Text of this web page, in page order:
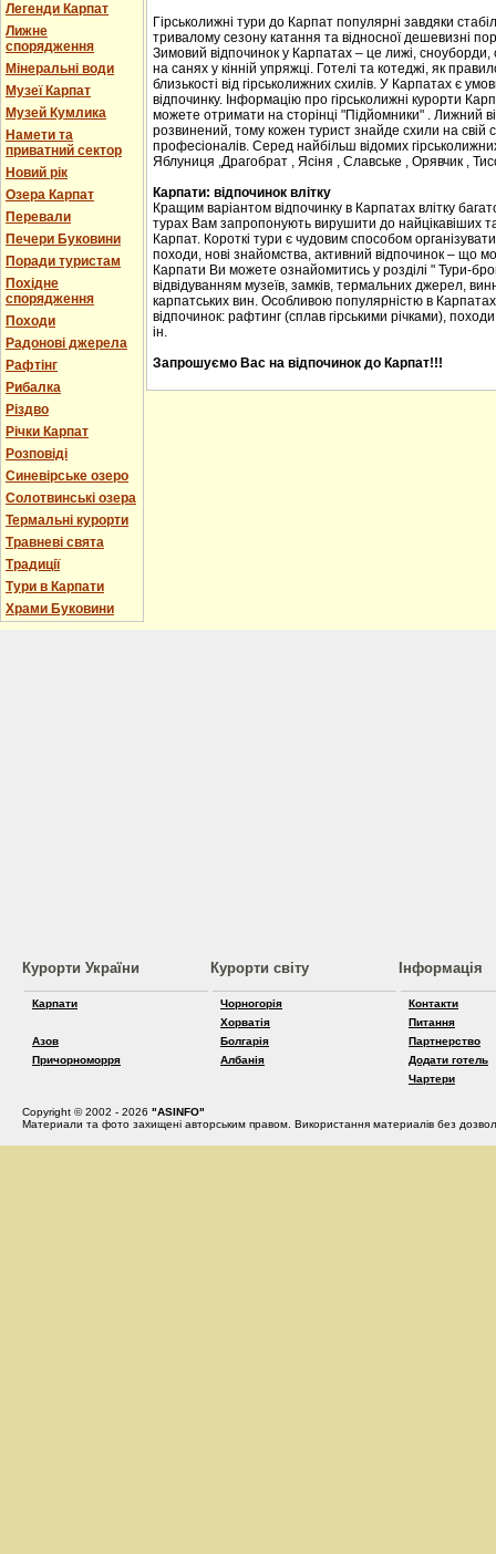
Легенди Карпат
Лижне
спорядження
Мінеральні води
Музеї Карпат
Музей Кумлика
Намети та
приватний сектор
Новий рік
Озера Карпат
Перевали
Печери Буковини
Поради туристам
Похідне
спорядження
Походи
Радонові джерела
Рафтінг
Рибалка
Різдво
Річки Карпат
Розповіді
Синевірське озеро
Солотвинські озера
Термальні курорти
Травневі свята
Традиції
Тури в Карпати
Храми Буковини
Гірськолижні тури до Карпат популярні завдяки
тривалому сезону катання та відносної дешевизні
Зимовий відпочинок у Карпатах – це лижі, сноуборди,
на санях у кінній упряжці. Готелі та котеджі, як
близькості від гірськолижних схилів. У Карпатах є
відпочинку. Інформацію про гірськолижні курорти
можете отримати на сторінці "Підйомники" . Лижний
розвинений, тому кожен турист знайде схили на свій
професіоналів. Серед найбільш відомих
Яблуниця ,Драгобрат , Ясіня , Славське , Орявчик ,
Карпати: відпочинок влітку
Кращим варіантом відпочинку в Карпатах влітку
турах Вам запропонують вирушити до найцікавіших та
Карпат. Короткі тури є чудовим способом організувати
походи, нові знайомства, активний відпочинок – що
Карпати Ви можете ознайомитись у розділі " Тури-
відвідуванням музеїв, замків, термальних джерел,
карпатських вин. Особливою популярністю в
відпочинок: рафтинг (сплав гірськими річками),
ін.
Запрошуємо Вас на відпочинок до Карпат!!!
Курорти України
Карпати
Азов
Причорноморря
Курорти світу
Чорногорія
Хорватія
Болгарія
Албанія
Інформація
Контакти
Питання
Партнерство
Додати готель
Чартери
Copyright © 2002 - 2026 "ASINFO"
Материали та фото захищені авторським правом. Використання материалів без